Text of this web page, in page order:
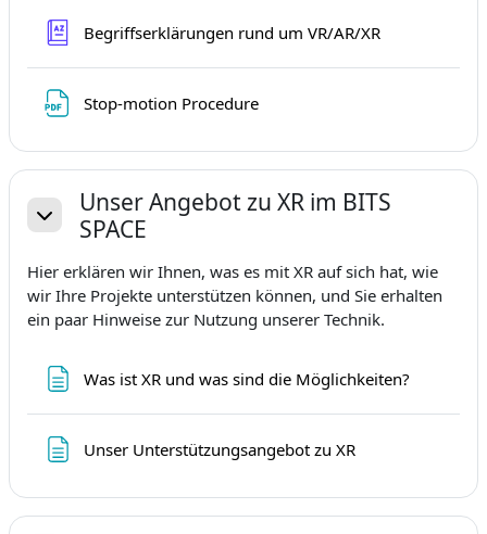
Begriffserklärungen rund um VR/AR/XRŽodynas
Stop-motion Procedure
Sutraukti
Unser Angebot zu XR im BITS
SPACE
Hier erklären wir Ihnen, was es mit XR auf sich hat, wie
wir Ihre Projekte unterstützen können, und Sie erhalten
ein paar Hinweise zur Nutzung unserer Technik.
Was ist XR und was sind die Möglichkeiten?
Unser Unterstützungsangebot zu XRPuslapis